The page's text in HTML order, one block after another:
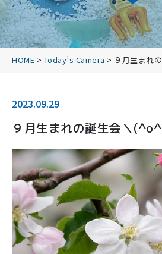
HOME > Today’s Camera > ９月生まれ
2023.09.29
９月生まれの誕生会＼